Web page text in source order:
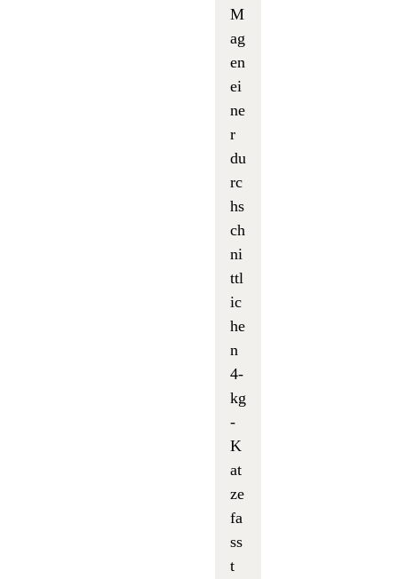
M
ag
en
ei
ne
r
du
rc
hs
ch
ni
ttl
ic
he
n
4-
kg
-
K
at
ze
fa
ss
t